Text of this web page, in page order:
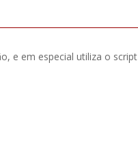
e em especial utiliza o script